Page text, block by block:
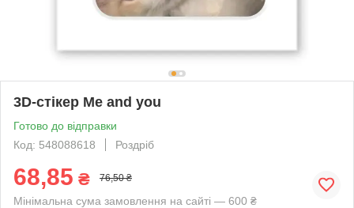
3D-стікер Me and you
Готово до відправки
Код: 548088618
Роздріб
68,85 ₴ 76,50 ₴
Мінімальна сума замовлення на сайті — 600 ₴